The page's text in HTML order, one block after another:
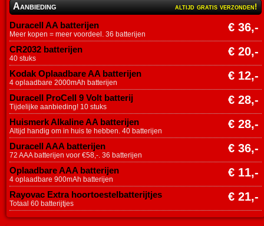
Aanbieding altijd gratis verzonden!
Duracell AA batterijen € 36,-
Meer kopen = meer voordeel. 36 batterijen
CR2032 batterijen € 20,-
40 stuks
Kodak Oplaadbare AA batterijen € 12,-
4 oplaadbare 2000mAh batterijen
Duracell ProCell 9 Volt batterij € 28,-
Tijdelijke aanbieding! 10 stuks
Huismerk Alkaline AA batterijen € 28,-
Altijd handig om in huis te hebben. 40 batterijen
Duracell AAA batterijen € 36,-
72 AAA batterijen voor €58,-. 36 batterijen
Oplaadbare AAA batterijen € 11,-
4 oplaadbare 900mAh batterijen
Rayovac Extra hoortoestelbatterijtjes € 21,-
Totaal 60 batterijtjes